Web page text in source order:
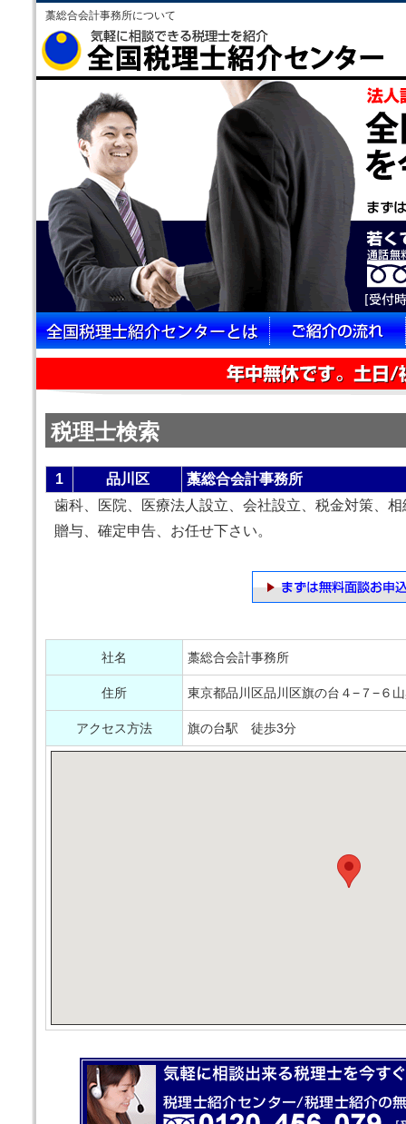
藁総合会計事務所について
税理士検索
1 品川区
藁総合会計事務所
歯科、医院、医療法人設立、会社設立、税金対策、相
贈与、確定申告、お任せ下さい。
社名 藁総合会計事務所
住所 東京都品川区品川区旗の台４−７−６
アクセス方法 旗の台駅 徒歩3分